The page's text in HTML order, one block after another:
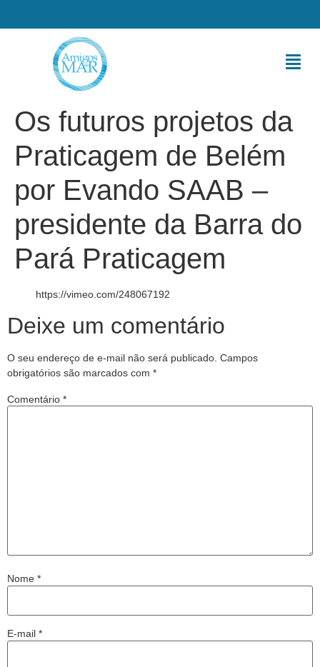
Os futuros projetos da
Praticagem de Belém
por Evando SAAB –
presidente da Barra do
Pará Praticagem
https://vimeo.com/248067192
Deixe um comentário
O seu endereço de e-mail não será publicado. Campos
obrigatórios são marcados com *
Comentário *
Nome *
E-mail *